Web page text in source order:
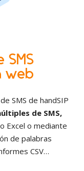
web
SMS de handSIP
de SMS,
Excel o mediante
de palabras
CSV…